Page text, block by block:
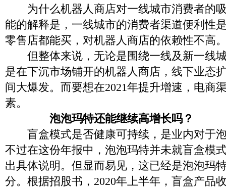
为什么机器人商店对一线城市消费者的
能的解释是，一线城市的消费者渠道便利性
零售店都能买，对机器人商店的依赖性不高
但整体来说，无论是围绕一线及新一线
是在下沉市场铺开的机器人商店，线下业态
间大爆发。而要想在2021年提升增速，电商
素。
泡泡玛特还能继续高增长吗？
盲盒模式是否健康可持续，是业内对于
不过在这份年报中，泡泡玛特并未就盲盒模
出具体说明。但显而易见，这已经是泡泡玛
分。根据招股书，2020年上半年，盲盒产品